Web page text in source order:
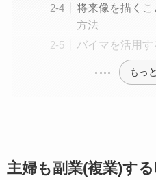
将来像を描く
方法
バイマを活用
もっ
主婦も副業(複業)す